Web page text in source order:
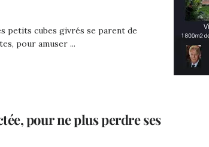
petits cubes givrés se parent de
pour amuser ...
pour ne plus perdre ses